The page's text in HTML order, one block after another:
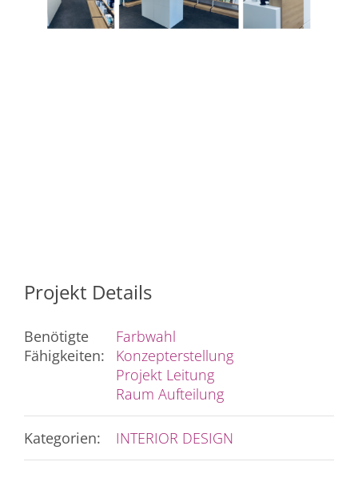
Projekt Details
Benötigte
Fähigkeiten:
Farbwahl
Konzepterstellung
Projekt Leitung
Raum Aufteilung
Kategorien: INTERIOR DESIGN